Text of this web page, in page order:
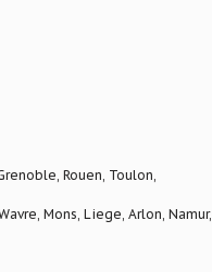
Rouen, Toulon,
Mons, Liege, Arlon, Namur,